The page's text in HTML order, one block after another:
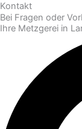
Kontakt
Bei Fragen oder
Ihre Metzgerei in